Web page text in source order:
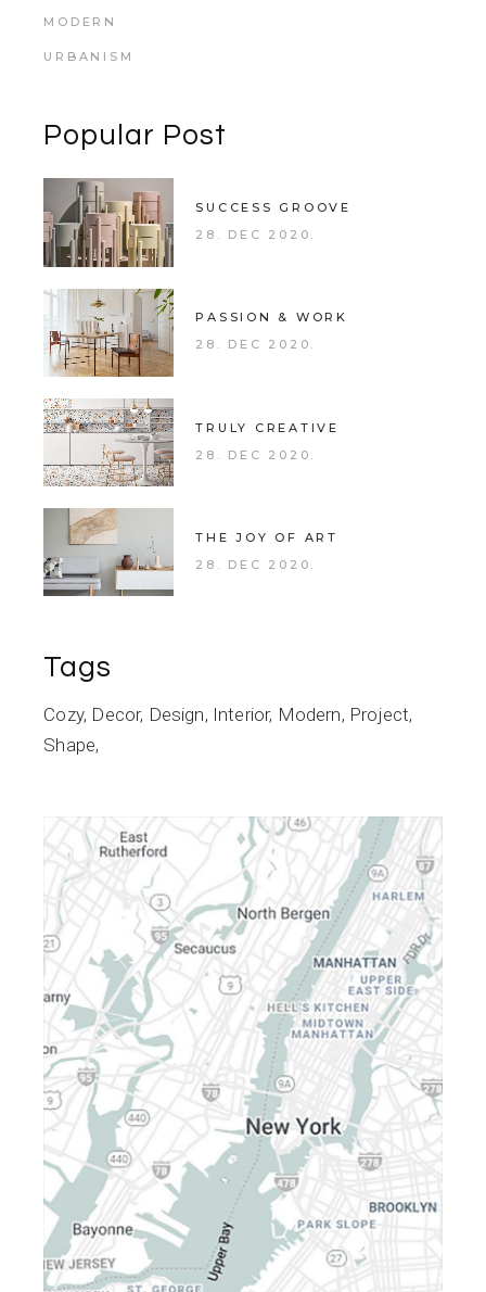
MODERN
URBANISM
Popular Post
SUCCESS GROOVE
28. DEC 2020.
PASSION & WORK
28. DEC 2020.
TRULY CREATIVE
28. DEC 2020.
THE JOY OF ART
28. DEC 2020.
Tags
Cozy Decor Design Interior Modern Project
Shape